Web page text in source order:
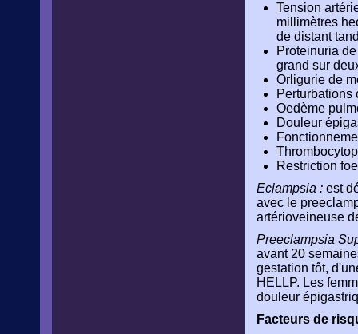
Tension
millimètres
de distant
Proteinuria
grand sur
Orligurie de
Perturbations
Oedème
Douleur
Restriction
Eclampsia : est
avec le
artérioveineuse
Preeclampsia
avant 20
gestation tôt,
HELLP. Les
douleur
Facteurs de